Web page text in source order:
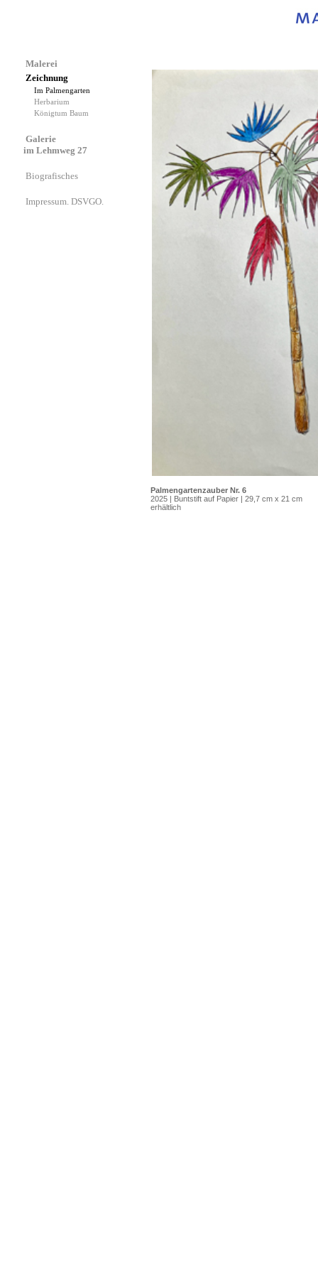
Malerei
Zeichnung
Im Palmengarten
Herbarium
Königtum Baum
Galerie
im Lehmweg 27
Biografisches
Impressum. DSVGO.
Palmengartenzauber Nr. 6
2025 | Buntstift auf Papier | 29,7 cm x 21 cm
erhältlich